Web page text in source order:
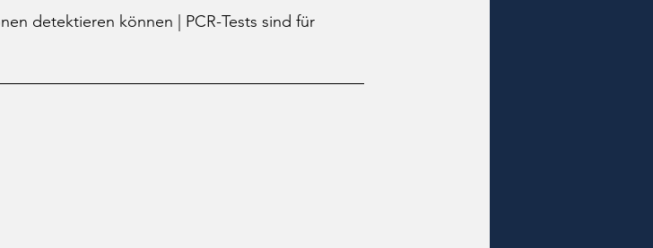
detektieren können | PCR-Tests sind für